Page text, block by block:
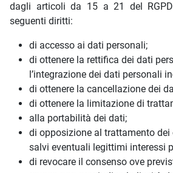
dagli articoli da 15 a 21 del
seguenti diritti:
di accesso ai dati personali;
di ottenere la rettifica dei dati
l’integrazione dei dati personali
di ottenere la cancellazione dei
di ottenere la limitazione di
alla portabilità dei dati;
di opposizione al trattamento
salvi eventuali legittimi interessi
di revocare il consenso ove